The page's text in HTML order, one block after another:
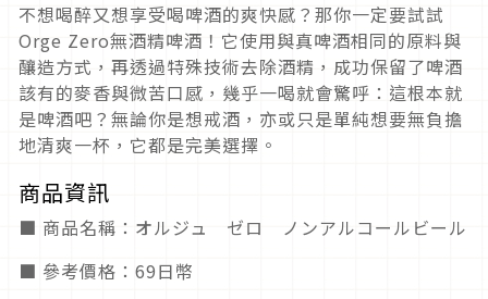
不想喝醉又想享受喝啤酒的爽快感？那你一定要試試
Orge Zero無酒精啤酒！它使用與真啤酒相同的原料與
釀造方式，再透過特殊技術去除酒精，成功保留了啤酒
該有的麥香與微苦口感，幾乎一喝就會驚呼：這根本就
是啤酒吧？無論你是想戒酒，亦或只是單純想要無負擔
地清爽一杯，它都是完美選擇。
商品資訊
■ 商品名稱：オルジュ ゼロ ノンアルコールビール
■ 參考價格：69日幣